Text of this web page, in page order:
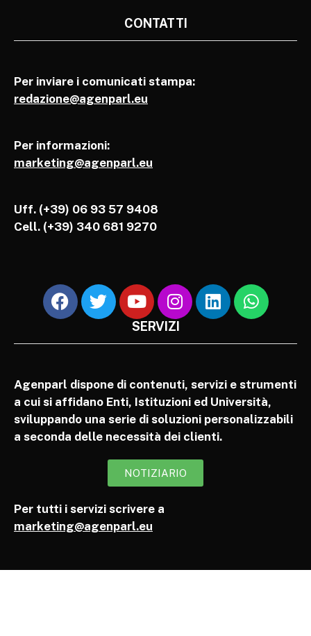
CONTATTI
Per inviare i comunicati stampa:
redazione@agenparl.eu
Per informazioni:
marketing@agenparl.eu
Uff. (+39) 06 93 57 9408
Cell. (+39) 340 681 9270
SERVIZI
Agenparl dispone di contenuti, servizi e strumenti
a cui si affidano Enti, Istituzioni ed Università,
sviluppando una serie di soluzioni personalizzabili
a seconda delle necessità dei clienti.
NOTIZIARIO
Per tutti i servizi scrivere a
marketing@agenparl.eu